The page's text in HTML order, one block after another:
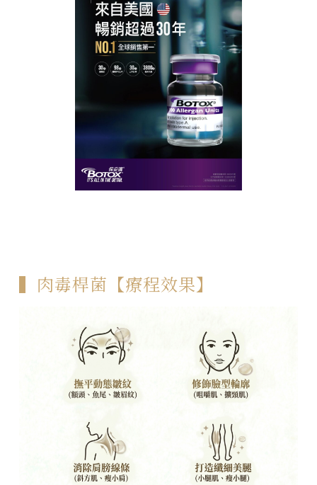
▍肉毒桿菌【療程效果】